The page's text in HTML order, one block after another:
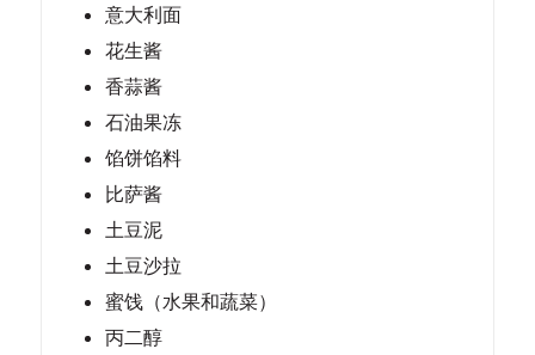
意大利面
花生酱
香蒜酱
石油果冻
馅饼馅料
比萨酱
土豆泥
土豆沙拉
蜜饯（水果和蔬菜）
丙二醇